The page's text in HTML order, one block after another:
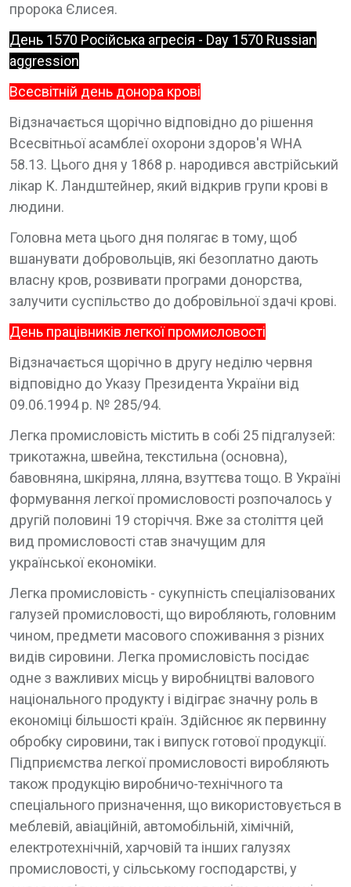
пророка Єлисея.
День 1570 Російська агресія - Day 1570 Russian
aggression
Всесвітній день донора крові
Відзначається щорічно відповідно до рішення
Всесвітньої асамблеї охорони здоров'я WHA
58.13. Цього дня у 1868 р. народився австрійський
лікар К. Ландштейнер, який відкрив групи крові в
людини.
Головна мета цього дня полягає в тому, щоб
вшанувати добровольців, які безоплатно дають
власну кров, розвивати програми донорства,
залучити суспільство до добровільної здачі крові.
День працівників легкої промисловості
Відзначається щорічно в другу неділю червня
відповідно до Указу Президента України від
09.06.1994 р. № 285/94.
Легка промисловість містить в собі 25 підгалузей:
трикотажна, швейна, текстильна (основна),
бавовняна, шкіряна, лляна, взуттєва тощо. В Україні
формування легкої промисловості розпочалось у
другій половині 19 сторіччя. Вже за століття цей
вид промисловості став значущим для
української економіки.
Легка промисловість - сукупність спеціалізованих
галузей промисловості, що виробляють, головним
чином, предмети масового споживання з різних
видів сировини. Легка промисловість посідає
одне з важливих місць у виробництві валового
національного продукту і відіграє значну роль в
економіці більшості країн. Здійснює як первинну
обробку сировини, так і випуск готової продукції.
Підприємства легкої промисловості виробляють
також продукцію виробничо-технічного та
спеціального призначення, що використовується в
меблевій, авіаційній, автомобільній, хімічній,
електротехнічній, харчовій та інших галузях
промисловості, у сільському господарстві, у